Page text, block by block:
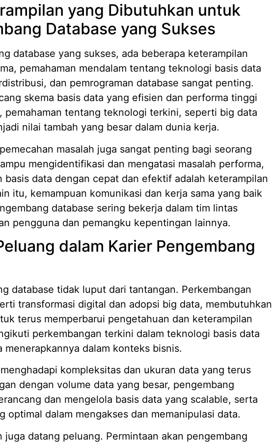
yang Dibutuhkan untuk
Database yang Sukses
database yang sukses, ada beberapa keterampilan
pemahaman mendalam tentang teknologi basis data
dan pemrograman database sangat penting.
skema basis data yang efisien dan performa tinggi
pemahaman tentang teknologi terkini, seperti big data
nilai tambah yang besar dalam dunia kerja.
masalah juga sangat penting bagi seorang
mengidentifikasi dan mengatasi masalah performa,
basis data dengan cepat dan efektif adalah keterampilan
itu, kemampuan komunikasi dan kerja sama yang baik
database sering bekerja dalam tim lintas
pengguna dan pemangku kepentingan lainnya.
dalam Karier Pengembang
database tidak luput dari tantangan. Perkembangan
transformasi digital dan adopsi big data, membutuhkan
terus memperbarui pengetahuan dan keterampilan
perkembangan terkini dalam teknologi basis data
menerapkannya dalam konteks bisnis.
kompleksitas dan ukuran data yang terus
dengan volume data yang besar, pengembang
dan mengelola basis data yang scalable, serta
optimal dalam mengakses dan memanipulasi data.
juga datang peluang. Permintaan akan pengembang